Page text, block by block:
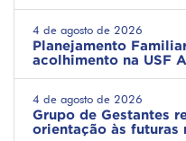
4 de agosto de 2026
Planejamento
acolhimento na USF
4 de agosto de 2026
Grupo de Gestantes
orientação às futuras